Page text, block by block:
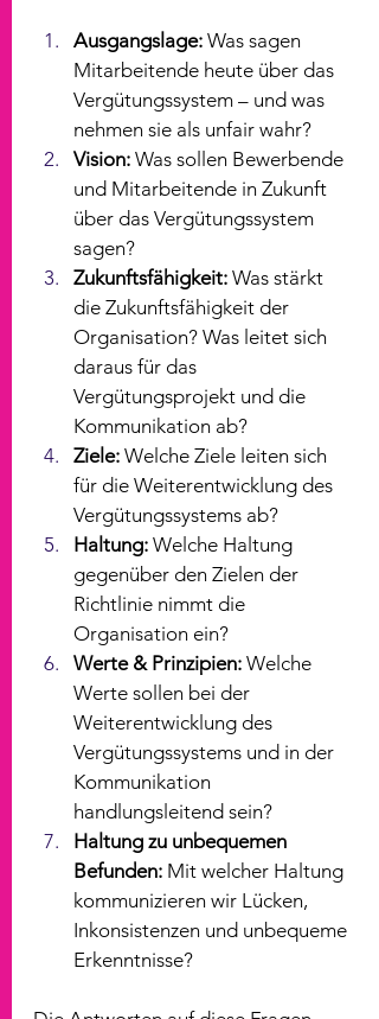
Ausgangslage: Was sagen
Mitarbeitende heute über das
Vergütungssystem – und was
nehmen sie als unfair wahr?
Vision: Was sollen Bewerbende
und Mitarbeitende in Zukunft
über das Vergütungssystem
sagen?
Zukunftsfähigkeit: Was stärkt
die Zukunftsfähigkeit der
Organisation? Was leitet sich
daraus für das
Vergütungsprojekt und die
Kommunikation ab?
Ziele: Welche Ziele leiten sich
für die Weiterentwicklung des
Vergütungssystems ab?
Haltung: Welche Haltung
gegenüber den Zielen der
Richtlinie nimmt die
Organisation ein?
Werte & Prinzipien: Welche
Werte sollen bei der
Weiterentwicklung des
Vergütungssystems und in der
Kommunikation
handlungsleitend sein?
Haltung zu unbequemen
Befunden: Mit welcher Haltung
kommunizieren wir Lücken,
Inkonsistenzen und unbequeme
Erkenntnisse?